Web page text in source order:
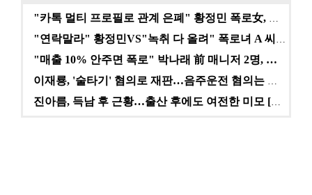
"매출 10% 안주면 폭로" 박나래 前 매니저 2명, …